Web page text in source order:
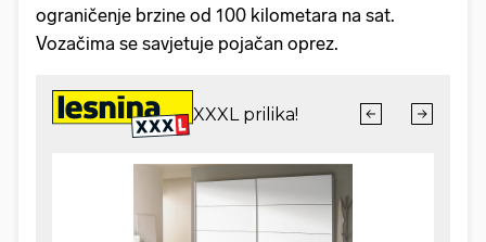
ograničenje brzine od 100 kilometara na sat.
Vozačima se savjetuje pojačan oprez.